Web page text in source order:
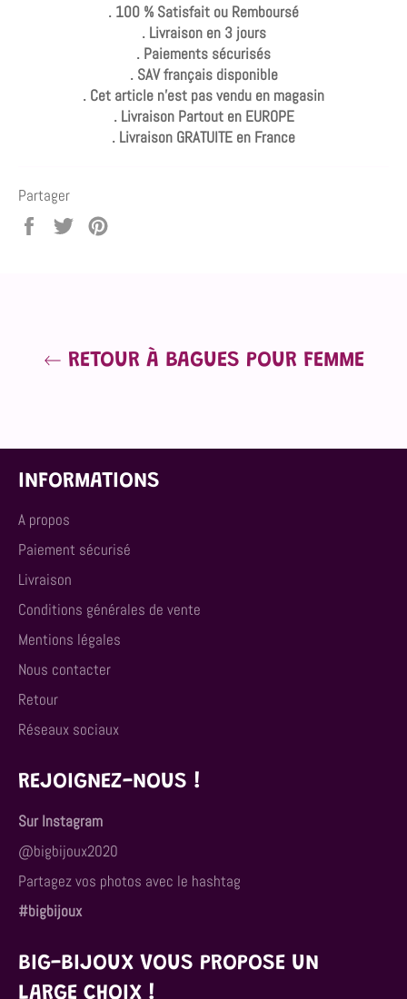
. 100 % Satisfait ou Remboursé
. Livraison en 3 jours
. Paiements sécurisés
. SAV français disponible
. Cet article n'est pas vendu en magasin
. Livraison Partout en EUROPE
. Livraison GRATUITE en France
Partager
PartagerTweeter
RETOUR À BAGUES POUR FEMME
INFORMATIONS
A propos
Paiement sécurisé
Livraison
Conditions générales de vente
Mentions légales
Nous contacter
Retour
Réseaux sociaux
REJOIGNEZ-NOUS !
Sur Instagram
@bigbijoux2020
Partagez vos photos avec le hashtag
#bigbijoux
BIG-BIJOUX VOUS PROPOSE UN
LARGE CHOIX !